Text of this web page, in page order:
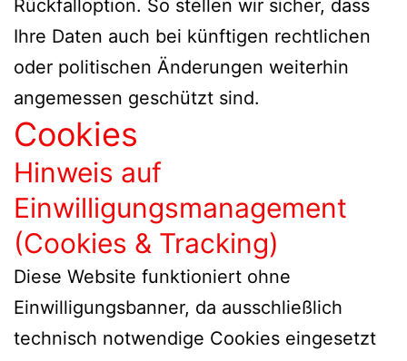
Rückfalloption. So stellen wir sicher, dass
Ihre Daten auch bei künftigen rechtlichen
oder politischen Änderungen weiterhin
angemessen geschützt sind.
Cookies
Hinweis auf
Einwilligungsmanagement
(Cookies & Tracking)
Diese Website funktioniert ohne
Einwilligungsbanner, da ausschließlich
technisch notwendige Cookies eingesetzt